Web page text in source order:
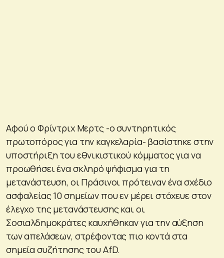
Αφού ο Φρίντριχ Μερτς -ο συντηρητικός
πρωτοπόρος για την καγκελαρία- βασίστηκε στην
υποστήριξη του εθνικιστικού κόμματος για να
προωθήσει ένα σκληρό ψήφισμα για τη
μετανάστευση, οι Πράσινοι πρότειναν ένα σχέδιο
ασφαλείας 10 σημείων που εν μέρει στόχευε στον
έλεγχο της μετανάστευσης και οι
Σοσιαλδημοκράτες καυχήθηκαν για την αύξηση
των απελάσεων, στρέφοντας πιο κοντά στα
σημεία συζήτησης του AfD.